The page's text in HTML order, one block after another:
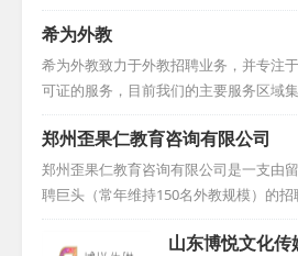
团队等多重职责。
才招聘行业优秀示
学校展开合作，为行
希为外教
希为外教致力于外教招聘业务，并专注
可证的服务，目前我们的主要服务区域
区。...
郑州歪果仁教育咨询有限公司
郑州歪果仁教育咨询有限公司是一支由
聘巨头（常年维持150名外教规模）的
的美籍人员构成的专业外教招聘队伍。
进外国人当老师，而是挑选优秀的外籍
山东博悦文化传